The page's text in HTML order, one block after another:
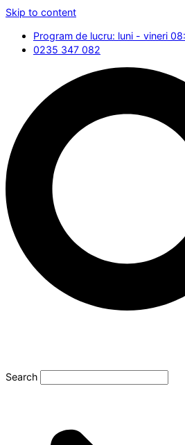
Skip to content
Program de lucru: luni - vineri
0235 347 082
Search